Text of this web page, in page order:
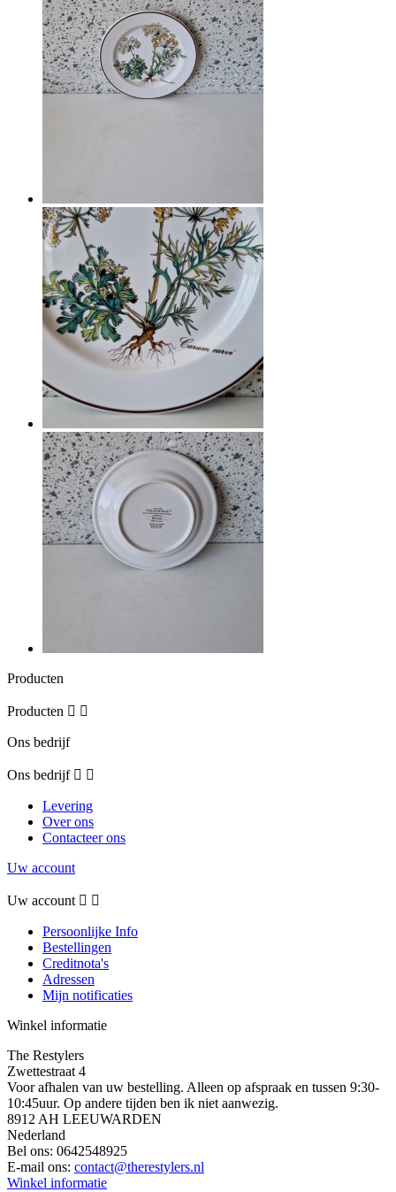
Producten
Producten  
Ons bedrijf
Ons bedrijf  
Levering
Over ons
Contacteer ons
Uw account
Uw account  
Persoonlijke Info
Bestellingen
Creditnota's
Adressen
Mijn notificaties
Winkel informatie
The Restylers
Zwettestraat 4
Voor afhalen van uw bestelling. Alleen op afspraak en tussen 9:30-
10:45uur. Op andere tijden ben ik niet aanwezig.
8912 AH LEEUWARDEN
Nederland
Bel ons: 0642548925
E-mail ons: contact@therestylers.nl
Winkel informatie